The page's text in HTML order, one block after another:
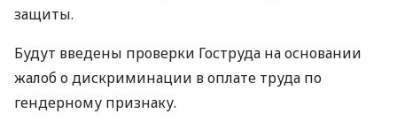
защиты.
Будут введены проверки Гоструда на основании
жалоб о дискриминации в оплате труда по
гендерному признаку.